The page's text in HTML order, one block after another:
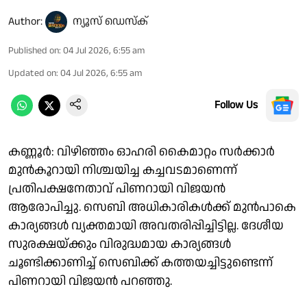
Author: ന്യൂസ് ഡെസ്ക്
Published on: 04 Jul 2026, 6:55 am
Updated on: 04 Jul 2026, 6:55 am
Follow Us
കണ്ണൂർ: വിഴിഞ്ഞം ഓഹരി കൈമാറ്റം സർക്കാർ
മുൻകൂറായി നിശ്ചയിച്ച കച്ചവടമാണെന്ന്
പ്രതിപക്ഷനേതാവ് പിണറായി വിജയൻ
ആരോപിച്ചു. സെബി അധികാരികൾക്ക് മുൻപാകെ
കാര്യങ്ങൾ വ്യക്തമായി അവതരിപ്പിച്ചിട്ടില്ല. ദേശീയ
സുരക്ഷയ്ക്കും വിരുദ്ധമായ കാര്യങ്ങൾ
ചൂണ്ടിക്കാണിച്ച് സെബിക്ക് കത്തയച്ചിട്ടുണ്ടെന്ന്
പിണറായി വിജയൻ പറഞ്ഞു.